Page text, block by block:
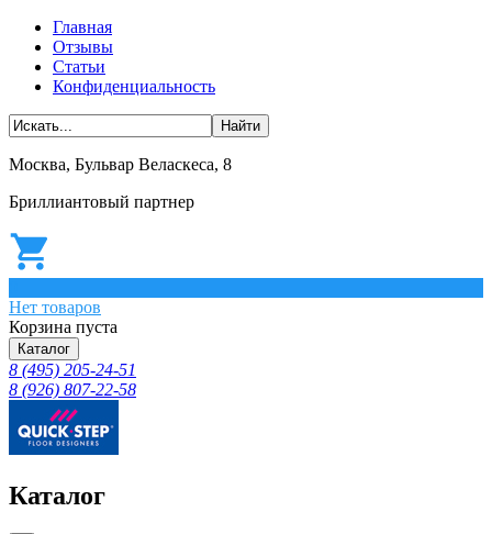
Главная
Отзывы
Статьи
Конфиденциальность
Москва, Бульвар Веласкеса, 8
Бриллиантовый партнер
Нет товаров
Корзина пуста
Каталог
8 (495) 205-24-51
8 (926) 807-22-58
Каталог